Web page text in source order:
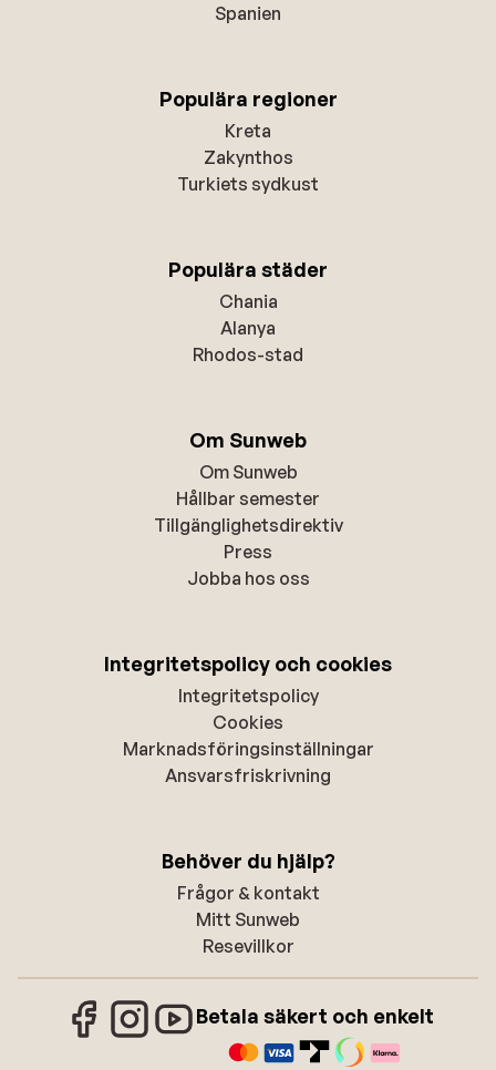
Spanien
Populära regioner
Kreta
Zakynthos
Turkiets sydkust
Populära städer
Chania
Alanya
Rhodos-stad
Om Sunweb
Om Sunweb
Hållbar semester
Tillgänglighetsdirektiv
Press
Jobba hos oss
Integritetspolicy och cookies
Integritetspolicy
Cookies
Marknadsföringsinställningar
Ansvarsfriskrivning
Behöver du hjälp?
Frågor & kontakt
Mitt Sunweb
Resevillkor
Betala säkert och enkelt